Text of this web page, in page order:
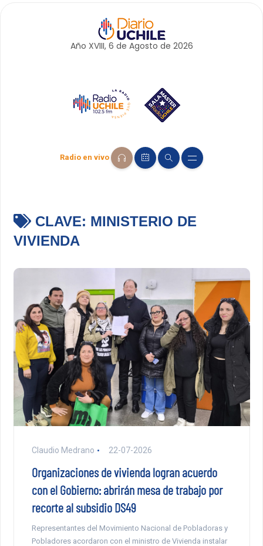
Año XVIII, 6 de Agosto de 2026
Radio en vivo
CLAVE: MINISTERIO DE
VIVIENDA
Claudio Medrano 22-07-2026
Organizaciones de vivienda logran acuerdo
con el Gobierno: abrirán mesa de trabajo por
recorte al subsidio DS49
Representantes del Movimiento Nacional de Pobladoras y
Pobladores acordaron con el ministro de Vivienda instalar